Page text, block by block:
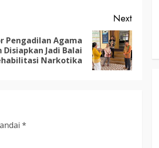
Next
Pengadilan Agama
Disiapkan Jadi Balai
Narkotika
*
Kawasan Konservasi dan Gambut
TRIOKTA 12 MEI 2026